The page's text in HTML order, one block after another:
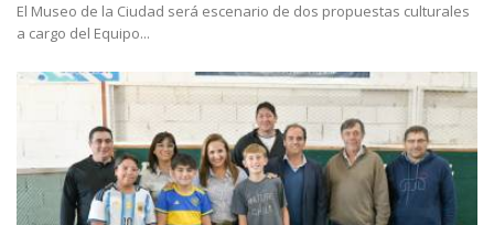
El Museo de la Ciudad será escenario de dos propuestas culturales
a cargo del Equipo...